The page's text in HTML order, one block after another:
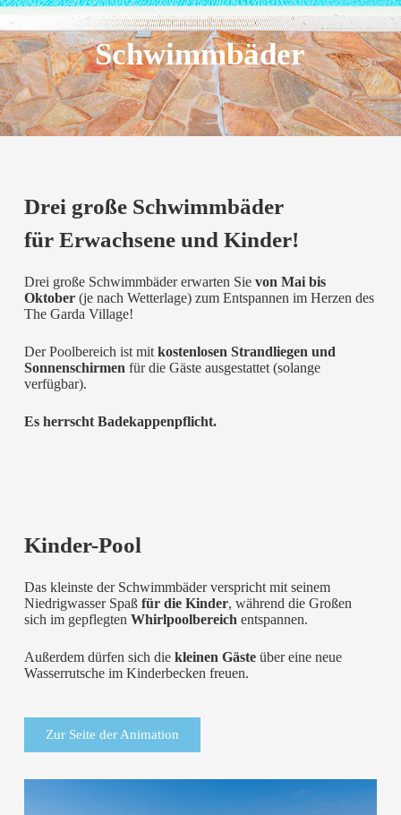
Schwimmbäder
Drei große Schwimmbäder
für Erwachsene und Kinder!
Drei große Schwimmbäder erwarten Sie von Mai bis
Oktober(je nach Wetterlage) zum Entspannen im Herzen des
The Garda Village!
Der Poolbereich ist mit kostenlosen Strandliegen und
Sonnenschirmen für die Gäste ausgestattet (solange
verfügbar).
Es herrscht Badekappenpflicht.
Kinder-Pool
Das kleinste der Schwimmbäder verspricht mit seinem
Niedrigwasser Spaß für die Kinder, während die Großen
sich im gepflegten Whirlpoolbereich entspannen.
Außerdem dürfen sich die kleinen Gästeüber eine neue
Wasserrutsche im Kinderbecken freuen.
Zur Seite der Animation